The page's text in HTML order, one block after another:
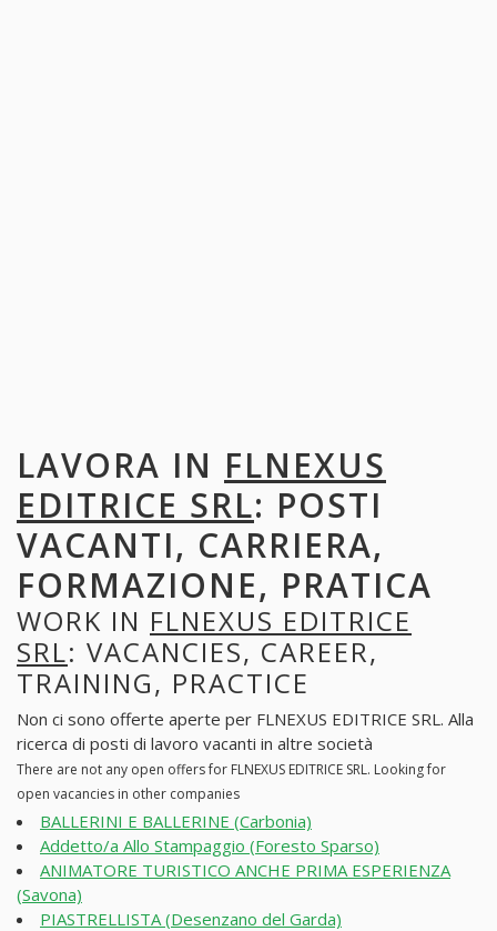
LAVORA IN FLNEXUS
EDITRICE SRL: POSTI
VACANTI, CARRIERA,
FORMAZIONE, PRATICA
WORK IN FLNEXUS EDITRICE
SRL: VACANCIES, CAREER,
TRAINING, PRACTICE
Non ci sono offerte aperte per FLNEXUS EDITRICE SRL. Alla
ricerca di posti di lavoro vacanti in altre società
There are not any open offers for FLNEXUS EDITRICE SRL. Looking for
open vacancies in other companies
BALLERINI E BALLERINE (Carbonia)
Addetto/a Allo Stampaggio (Foresto Sparso)
ANIMATORE TURISTICO ANCHE PRIMA ESPERIENZA
(Savona)
PIASTRELLISTA (Desenzano del Garda)